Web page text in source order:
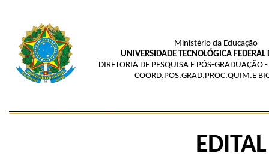
Ministério da Educação
UNIVERSIDADE TECNOLÓGICA FEDERAL
DIRETORIA DE PESQUISA E PÓS-GRADUAÇÃO
COORD.POS.GRAD.PROC.QUIM.E